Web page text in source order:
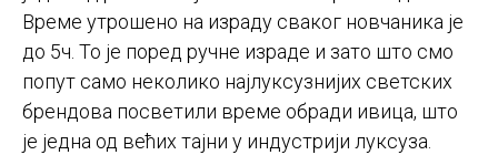
Време утрошено на израду сваког новчаника је
до 5ч. То је поред ручне израде и зато што смо
попут само неколико најлуксузнијих светских
брендова посветили време обради ивица, што
је једна од већих тајни у индустрији луксуза.